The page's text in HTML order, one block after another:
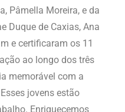
Pâmella Moreira, e da
Duque de Caxias, Ana
e certificaram os 11
ao longo dos três
memorável com a
jovens estão
Enriquecemos